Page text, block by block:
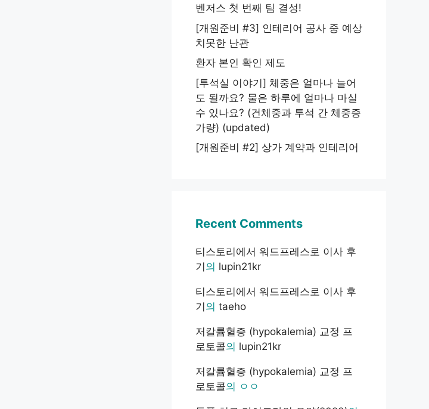
벤저스 첫 번째 팀 결성!
[개원준비 #3] 인테리어 공사 중 예상
치못한 난관
환자 본인 확인 제도
[투석실 이야기] 체중은 얼마나 늘어
도 될까요? 물은 하루에 얼마나 마실
수 있나요? (건체중과 투석 간 체중증
가량) (updated)
[개원준비 #2] 상가 계약과 인테리어
Recent Comments
티스토리에서 워드프레스로 이사 후
기 의 lupin21kr
티스토리에서 워드프레스로 이사 후
기 의 taeho
저칼륨혈증 (hypokalemia) 교정 프
로토콜의 lupin21kr
저칼륨혈증 (hypokalemia) 교정 프
로토콜의 ㅇㅇ